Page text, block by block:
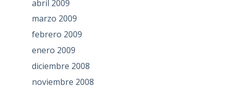
abril 2009
marzo 2009
febrero 2009
enero 2009
diciembre 2008
noviembre 2008